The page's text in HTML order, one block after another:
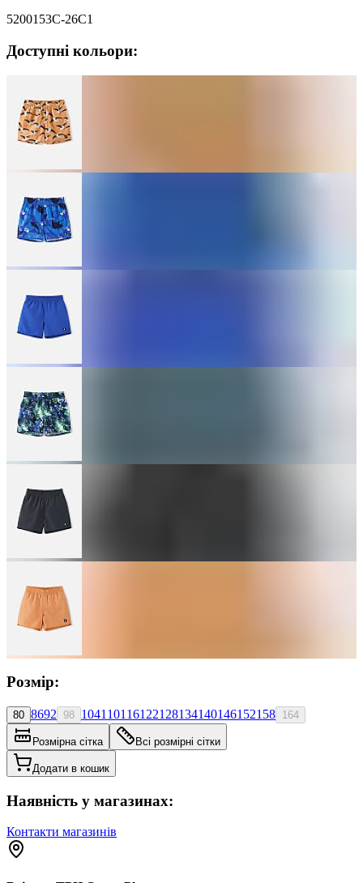
5200153C-26C1
Доступні кольори:
Розмір:
80 8692 98 104110116122128134140146152158 164
Розмірна сітка Всі розмірні сітки
Додати в кошик
Наявність у магазинах:
Контакти магазинів